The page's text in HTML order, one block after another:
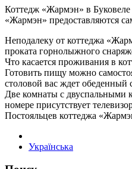
Коттедж «Жармэн» в Буковеле
«Жармэн» предоставляются
Неподалеку от коттеджа
проката горнолыжного
Что касается проживания в
Готовить пищу можно
столовой вас ждет обеденный
Две комнаты с двуспальными
номере присутствует
Постояльцев коттеджа
Українська